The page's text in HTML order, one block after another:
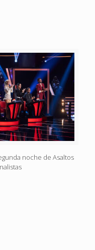
noche de Asaltos